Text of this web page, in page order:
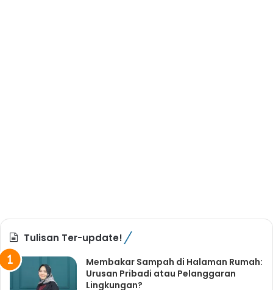
Tulisan Ter-update!
Membakar Sampah di Halaman Rumah:
Urusan Pribadi atau Pelanggaran
Lingkungan?